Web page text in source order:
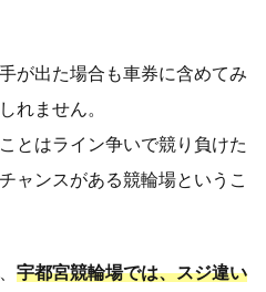
が出た場合も車券に含めてみ
れません。
とはライン争いで競り負けた
ャンスがある競輪場というこ
宇都宮競輪場では、スジ違い